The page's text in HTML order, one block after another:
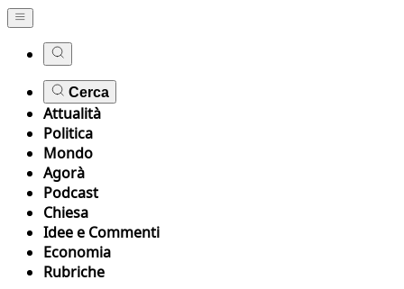
Cerca
Attualità
Politica
Mondo
Agorà
Podcast
Chiesa
Idee e Commenti
Economia
Rubriche